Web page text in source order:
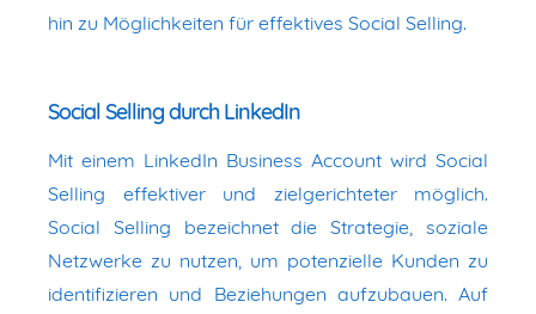
hin zu Möglichkeiten für effektives Social Selling.
Social Selling durch LinkedIn
Mit einem LinkedIn Business Account wird Social
Selling effektiver und zielgerichteter möglich.
Social Selling bezeichnet die Strategie, soziale
Netzwerke zu nutzen, um potenzielle Kunden zu
identifizieren und Beziehungen aufzubauen. Auf